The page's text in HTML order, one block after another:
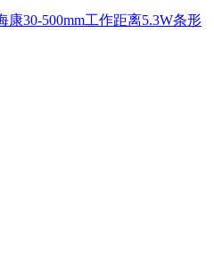
康30-500mm工作距离5.3W条形